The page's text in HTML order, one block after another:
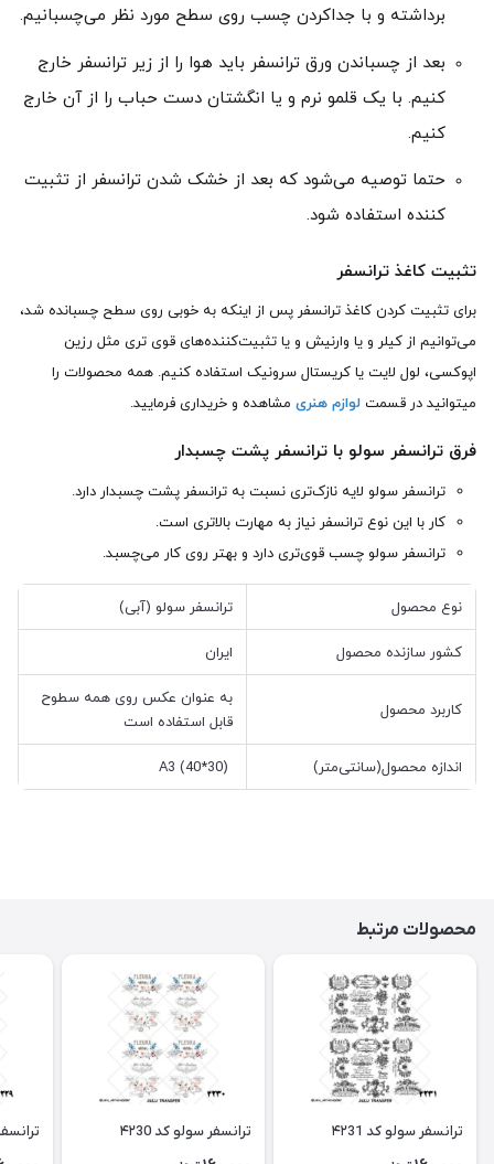
برداشته و با جداکردن چسب روی سطح مورد نظر می‌چسبانیم.
بعد از چسباندن ورق ترانسفر باید هوا را از زیر ترانسفر خارج
کنیم. با یک قلمو نرم و یا انگشتان دست حباب را از آن خارج
کنیم.
حتما توصیه می‌شود که بعد از خشک شدن ترانسفر از تثبیت
کننده استفاده شود.
تثبیت کاغذ ترانسفر
برای تثبیت کردن کاغذ ترانسفر پس از اینکه به خوبی روی سطح چسبانده شد،
می‌توانیم از کیلر و یا وارنیش و یا تثبیت‌کننده‌های قوی تری مثل رزین
اپوکسی، لول لایت یا کریستال سرونیک استفاده کنیم. همه محصولات را
میتوانید در قسمت لوازم هنری مشاهده و خریداری فرمایید.
فرق ترانسفر سولو با ترانسفر پشت چسبدار
ترانسفر سولو لایه نازک‌تری نسبت به ترانسفر پشت چسبدار دارد.
کار با این نوع ترانسفر نیاز به مهارت بالاتری است.
ترانسفر سولو چسب قوی‌تری دارد و بهتر روی کار می‌چسبد.
نوع محصول ترانسفر سولو (آبی)
کشور سازنده محصول ایران
کاربرد محصول
به عنوان عکس روی همه سطوح
قابل استفاده است
اندازه محصول(سانتی‌متر)
محصولات مرتبط
ترانسفر سولو کد ۴۲31 ترانسفر سولو کد ۴۲30